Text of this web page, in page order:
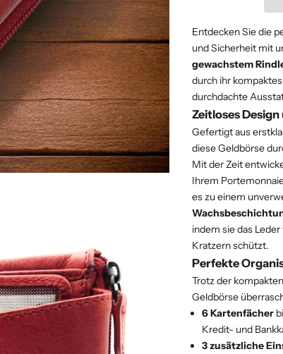
Entdecken Sie die
und Sicherheit mit
gewachstem
durch ihr
durchdachte
Zeitloses
Gefertigt aus
diese Geldbörse
Mit der Zeit
Ihrem
es zu einem
indem sie das
Kratzern schützt.
Perfekte
Trotz der
Geldbörse
6 Kartenfächer
Kredit- und
3 zusätzliche